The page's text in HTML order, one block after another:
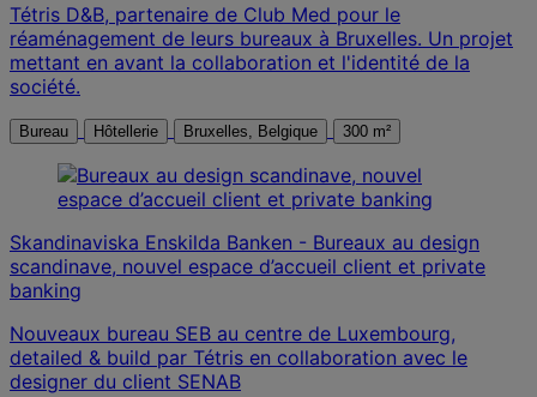
Tétris D&B, partenaire de Club Med pour le
réaménagement de leurs bureaux à Bruxelles. Un projet
mettant en avant la collaboration et l'identité de la
société.
Bureau Hôtellerie Bruxelles, Belgique 300 m²
Skandinaviska Enskilda Banken - Bureaux au design
scandinave, nouvel espace d’accueil client et private
banking
Nouveaux bureau SEB au centre de Luxembourg,
detailed & build par Tétris en collaboration avec le
designer du client SENAB